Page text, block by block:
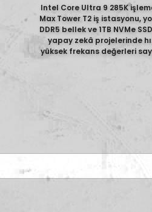
Intel Core Ultra 9 285K
Max Tower T2 iş istasyonu,
DDR5 bellek ve 1TB NVMe
yapay zekâ projelerinde
yüksek frekans değerleri